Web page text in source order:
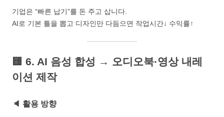
기업은 “빠른 납기”를 돈 주고 삽니다.
AI로 기본 틀을 뽑고 디자인만 다듬으면 작업시간↓ 수익률↑
🟨 6. AI 음성 합성 → 오디오북·영상 내레
이션 제작
🔈 활용 방향